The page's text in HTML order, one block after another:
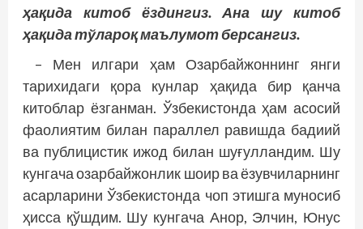
ҳақида китоб ёздингиз. Ана шу китоб
ҳақида тўлароқ маълумот берсангиз.
– Мен илгари ҳам Озарбайжоннинг янги
тарихидаги қора кунлар ҳақида бир қанча
китоблар ёзганман. Ўзбекистонда ҳам асосий
фаолиятим билан параллел равишда бадиий
ва публицистик ижод билан шуғулландим. Шу
кунгача озарбайжонлик шоир ва ёзувчиларнинг
асарларини Ўзбекистонда чоп этишга муносиб
ҳисса қўшдим. Шу кунгача Анор, Элчин, Юнус